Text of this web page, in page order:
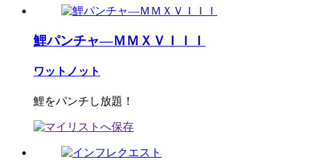
鯉パンチャ―ＭＭＸＶＩＩＩ
ワットノット
鯉をパンチし放題！